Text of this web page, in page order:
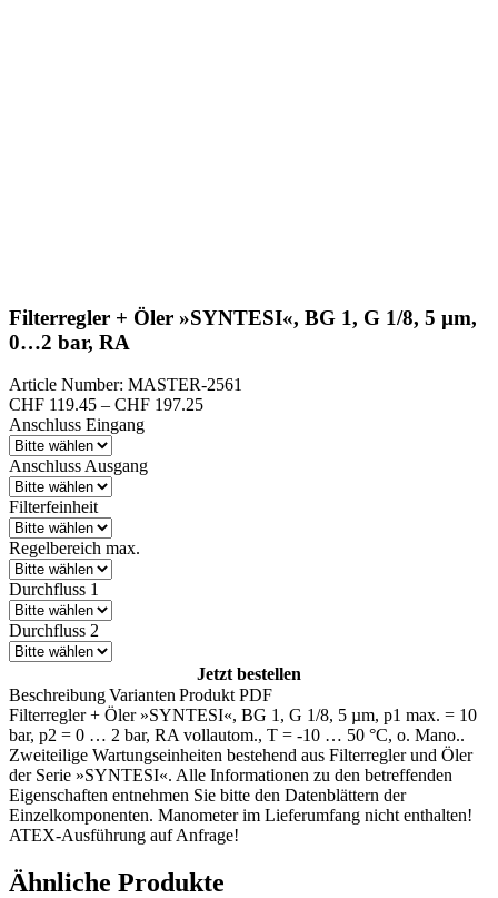
Filterregler + Öler »SYNTESI«, BG 1, G 1/8, 5 µm,
0…2 bar, RA
Article Number: MASTER-2561
CHF 119.45 – CHF 197.25Preisspanne:
Anschluss Eingang
Anschluss Ausgang
Filterfeinheit
Regelbereich max.
Durchfluss 1
Durchfluss 2
Jetzt bestellen
BeschreibungVarianten Produkt PDF
Filterregler + Öler »SYNTESI«, BG 1, G 1/8, 5 µm, p1 max. = 10
bar, p2 = 0 … 2 bar, RA vollautom., T = -10 … 50 °C, o. Mano..
Zweiteilige Wartungseinheiten bestehend aus Filterregler und Öler
der Serie »SYNTESI«. Alle Informationen zu den betreffenden
Eigenschaften entnehmen Sie bitte den Datenblättern der
Einzelkomponenten. Manometer im Lieferumfang nicht enthalten!
ATEX-Ausführung auf Anfrage!
Ähnliche Produkte